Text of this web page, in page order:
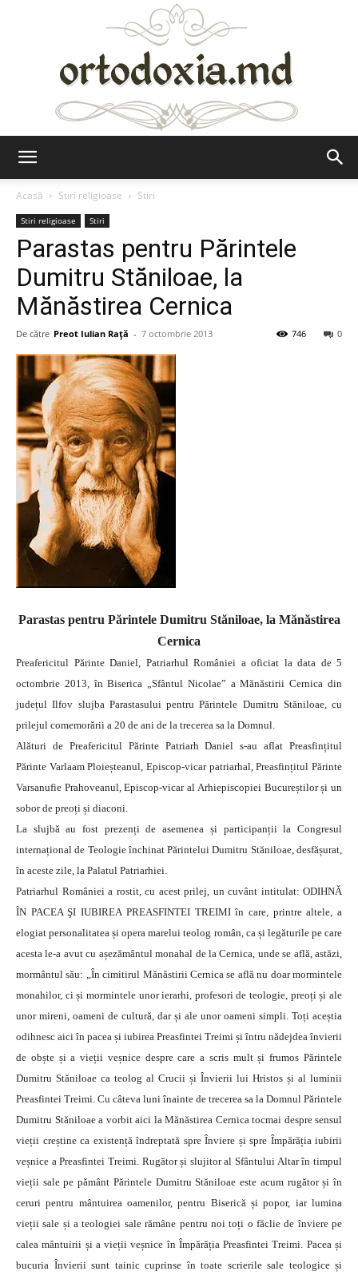
Acasă
Stiri religioase Stiri
Stiri religioase Stiri
Parastas pentru Părintele
Dumitru Stăniloae, la
Mănăstirea Cernica
De către Preot Iulian Raţă - 7 octombrie 2013 0
746
Parastas pentru Părintele Dumitru Stăniloae, la Mănăstirea
Cernica
Preafericitul Părinte Daniel, Patriarhul României a oficiat la data de 5
octombrie 2013, în Biserica „Sfântul Nicolae” a Mănăstirii Cernica din
județul Ilfov slujba Parastasului pentru Părintele Dumitru Stăniloae, cu
prilejul comemorării a 20 de ani de la trecerea sa la Domnul.
Alături de Preafericitul Părinte Patriarh Daniel s-au aflat Preasfințitul
Părinte Varlaam Ploieșteanul, Episcop-vicar patriarhal, Preasfințitul Părinte
Varsanufie Prahoveanul, Episcop-vicar al Arhiepiscopiei Bucureștilor și un
sobor de preoți și diaconi.
La slujbă au fost prezenți de asemenea și participanții la Congresul
internațional de Teologie închinat Părintelui Dumitru Stăniloae, desfășurat,
în aceste zile, la Palatul Patriarhiei.
Patriarhul României a rostit, cu acest prilej, un cuvânt intitulat: ODIHNĂ
ÎN PACEA ŞI IUBIREA PREASFINTEI TREIMI în care, printre altele, a
elogiat personalitatea și opera marelui teolog român, ca și legăturile pe care
acesta le-a avut cu așezământul monahal de la Cernica, unde se află, astăzi,
mormântul său: „În cimitirul Mănăstirii Cernica se află nu doar mormintele
monahilor, ci și mormintele unor ierarhi, profesori de teologie, preoți și ale
unor mireni, oameni de cultură, dar și ale unor oameni simpli. Toți aceștia
odihnesc aici în pacea și iubirea Preasfintei Treimi și întru nădejdea învierii
de obște și a vieții veșnice despre care a scris mult și frumos Părintele
Dumitru Stăniloae ca teolog al Crucii și Învierii lui Hristos și al luminii
Preasfintei Treimi. Cu câteva luni înainte de trecerea sa la Domnul Părintele
Dumitru Stăniloae a vorbit aici la Mănăstirea Cernica tocmai despre sensul
vieții creștine ca existență îndreptată spre Înviere și spre Împărăția iubirii
veșnice a Preasfintei Treimi. Rugător și slujitor al Sfântului Altar în timpul
vieții sale pe pământ Părintele Dumitru Stăniloae este acum rugător și în
ceruri pentru mântuirea oamenilor, pentru Biserică și popor, iar lumina
vieții sale și a teologiei sale rămâne pentru noi toți o făclie de înviere pe
calea mântuirii și a vieții veșnice în Împărăția Preasfintei Treimi. Pacea și
bucuria Învierii sunt tainic cuprinse în toate scrierile sale teologice și